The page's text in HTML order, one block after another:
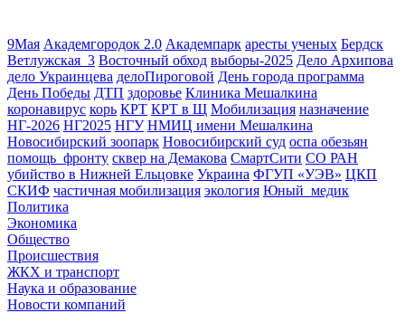
9Мая Академгородок 2.0 Академпарк аресты ученых Бердск
Ветлужская_3 Восточный обход выборы-2025 Дело Архипова
дело Украинцева делоПироговой День города программа
День Победы ДТП здоровье Клиника Мешалкина
коронавирус корь КРТ КРТ в Щ Мобилизация назначение
НГ-2026 НГ2025 НГУ НМИЦ имени Мешалкина
Новосибирский зоопарк Новосибирский суд оспа обезьян
помощь_фронту сквер на Демакова СмартСити СО РАН
убийство в Нижней Ельцовке Украина ФГУП «УЭВ» ЦКП
СКИФ частичная мобилизация экология Юный_медик
Политика
Экономика
Общество
Происшествия
ЖКХ и транспорт
Наука и образование
Новости компаний